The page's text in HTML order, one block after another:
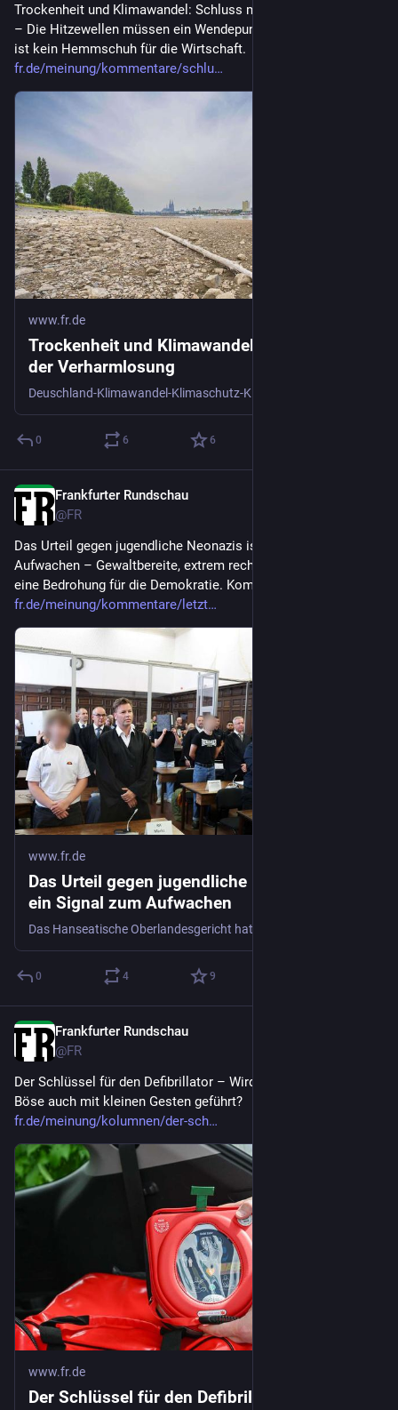
Trockenheit und Klimawandel: Schluss mit der Verharmlosung
– Die Hitzewellen müssen ein Wendepunkt sein. Klimaschutz
ist kein Hemmschuh für die Wirtschaft.
fr.de/meinung/kommentare/schlu
www.fr.de
Trockenheit und Klimawandel: Schluss mit
der Verharmlosung
0 6 6
Frankfurter Rundschau
@FR
Das Urteil gegen jugendliche Neonazis ist ein Signal zum
Aufwachen – Gewaltbereite, extrem rechte Jugendliche sind
eine Bedrohung für die Demokratie. Kommentar.
fr.de/meinung/kommentare/letzt
www.fr.de
Das Urteil gegen jugendliche Neonazis ist
ein Signal zum Aufwachen
0 4 9
Frankfurter Rundschau
@FR
Der Schlüssel für den Defibrillator – Wird der Kampf Gut gegen
Böse auch mit kleinen Gesten geführt?
fr.de/meinung/kolumnen/der-sch
www.fr.de
Der Schlüssel für den Defibrillator